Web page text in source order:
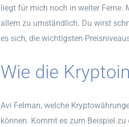
liegt für mich noch in weiter Ferne.
allem zu umständlich. Du wirst
es sich, die wichtigsten
Wie die
Avi Felman, welche
können. Kommt es zum Beispiel